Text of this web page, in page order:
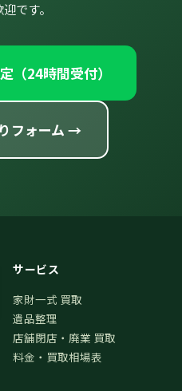
です。
（24時間受付）
フォーム →
サービス
家財一式 買取
遺品整理
店舗閉店・廃業 買取
料金・買取相場表